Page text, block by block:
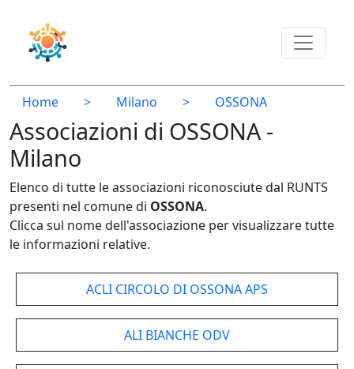
Home > Milano > OSSONA
Associazioni di OSSONA -
Milano
Elenco di tutte le associazioni riconosciute dal RUNTS
presenti nel comune di OSSONA.
Clicca sul nome dell'associazione per visualizzare tutte
le informazioni relative.
ACLI CIRCOLO DI OSSONA APS
ALI BIANCHE ODV